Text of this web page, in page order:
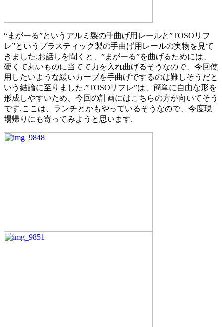
“まがーる”というアルミ製の手曲げ用レールと”TOSOリフ
レ”というプラスティック製の手曲げ用レールの実物を見て
きました.お話しを聞くと、”まがーる”を曲げるためには、
硬くて丸いものに当てて力を入れ曲げるそうなので、今回使
用したいような緩いカーブを手曲げでするのは難しそうだと
いう結論に至りました.”TOSOリフレ”は、簡単に自由な形を
形成しやすいため、今回の計画にはこちらの方が向いてそう
です.ここは、ランチとかもやっているそうなので、今度現
場帰りにも寄ってみようと思います.